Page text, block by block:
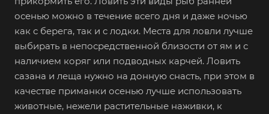
осенью можно в течение всего дня и даже ночью
как с берега, так и с лодки. Места для ловли лучше
выбирать в непосредственной близости от ям и с
наличием коряг или подводных карчей. Ловить
сазана и леща нужно на донную снасть, при этом в
качестве приманки осенью лучше использовать
животные, нежели растительные наживки, к